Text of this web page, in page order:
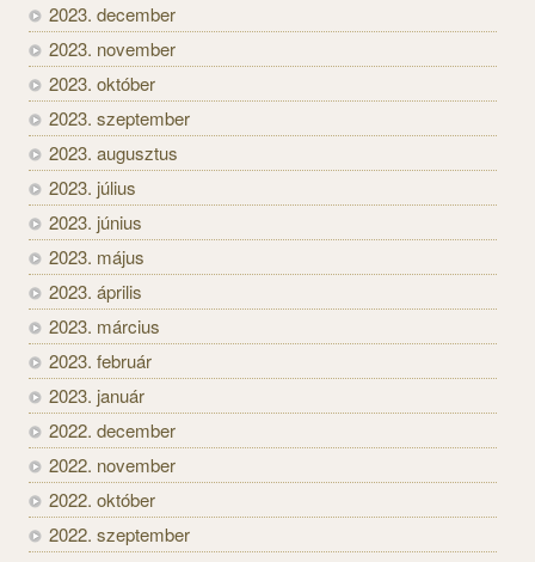
2023. december
2023. november
2023. október
2023. szeptember
2023. augusztus
2023. július
2023. június
2023. május
2023. április
2023. március
2023. február
2023. január
2022. december
2022. november
2022. október
2022. szeptember